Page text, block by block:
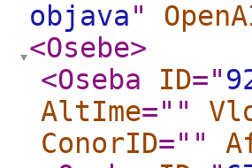
objava"
<Osebe>
<Oseba
ID="
AltIme=" "
ConorID=" "